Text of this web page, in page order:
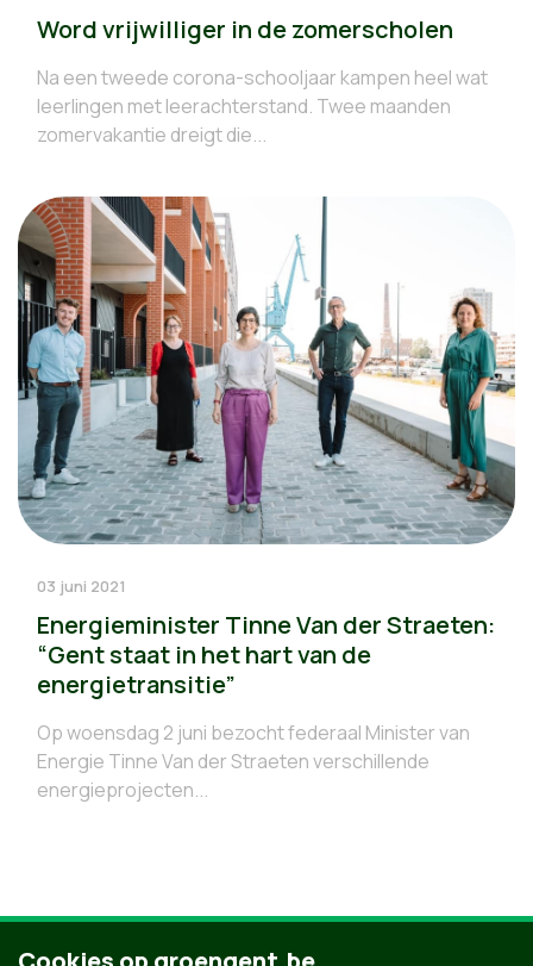
Word vrijwilliger in de zomerscholen
Na een tweede corona-schooljaar kampen heel wat
leerlingen met leerachterstand. Twee maanden
zomervakantie dreigt die...
03 juni 2021
Energieminister Tinne Van der Straeten:
“Gent staat in het hart van de
energietransitie”
Op woensdag 2 juni bezocht federaal Minister van
Energie Tinne Van der Straeten verschillende
energieprojecten...